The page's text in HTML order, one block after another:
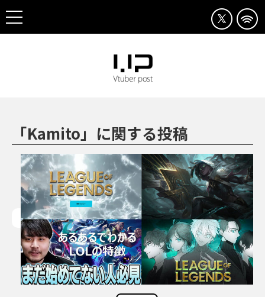
「Kamito」に関する投稿